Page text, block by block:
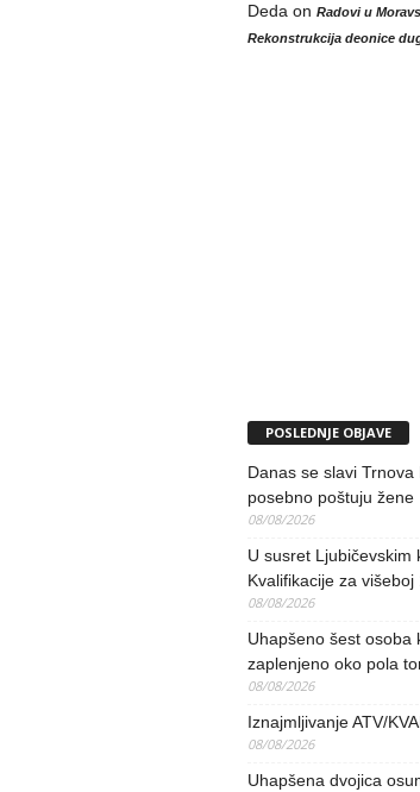
Deda on Radovi u
Rekonstrukcija deonice
POSLEDNJE OBJAVE
Danas se slavi
posebno poštuju žene
08/08/2026
U susret Ljubičevskim
Kvalifikacije za višeboj
08/08/2026
Uhapšeno šest osoba
zaplenjeno oko pola
08/08/2026
Iznajmljivanje ATV/
08/08/2026
Uhapšena dvojica